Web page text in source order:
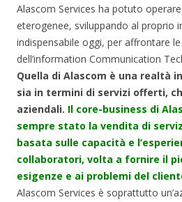
Alascom Services ha potuto
eterogenee, sviluppando al proprio
indispensabile oggi, per affrontare
dell’information Communication
Quella di Alascom è una realtà
sia in termini di servizi offerti,
aziendali. Il core-business di
sempre stato la vendita di
basata sulle capacità e
collaboratori, volta a fornire il
esigenze e ai problemi del
Alascom Services è soprattutto